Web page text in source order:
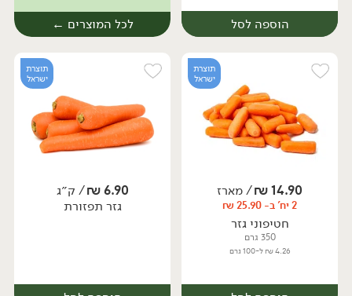
הוספה לסל
מארז
לכל המוצרים ←
תוצרת
ישראל
14.90
₪/ מארז
2 יח' ב- 25.90 ₪
חטיפוני גזר
350 גרם
4.26 ₪ ל-100 גרם
תוצרת
ישראל
6.90
₪/ ק״ג
גזר תפזורת